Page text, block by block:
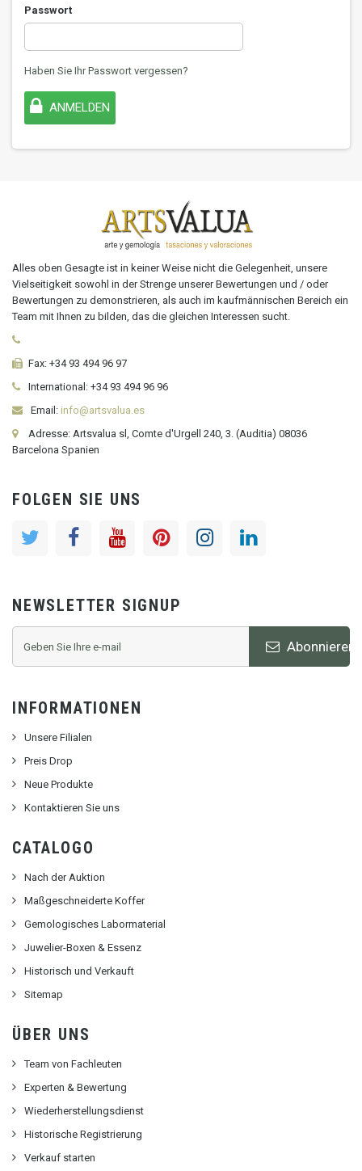
Passwort
Haben Sie Ihr Passwort vergessen?
ANMELDEN
Alles oben Gesagte ist in keiner Weise nicht die Gelegenheit, unsere
Vielseitigkeit sowohl in der Strenge unserer Bewertungen und / oder
Bewertungen zu demonstrieren, als auch im kaufmännischen Bereich ein
Team mit Ihnen zu bilden, das die gleichen Interessen sucht.
Fax: +34 93 494 96 97
International: +34 93 494 96 96
Email: info@artsvalua.es
Adresse: Artsvalua sl, Comte d'Urgell 240, 3. (Auditia) 08036
Barcelona Spanien
FOLGEN SIE UNS
NEWSLETTER SIGNUP
Abonnieren
INFORMATIONEN
Unsere Filialen
Preis Drop
Neue Produkte
Kontaktieren Sie uns
CATALOGO
Nach der Auktion
Maßgeschneiderte Koffer
Gemologisches Labormaterial
Juwelier-Boxen & Essenz
Historisch und Verkauft
Sitemap
ÜBER UNS
Team von Fachleuten
Experten & Bewertung
Wiederherstellungsdienst
Historische Registrierung
Verkauf starten